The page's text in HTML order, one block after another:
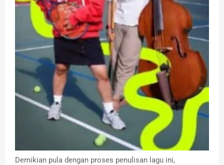
Demikian pula dengan proses penulisan lagu ini,